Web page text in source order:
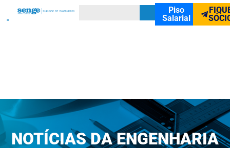
Piso
Salarial
NOTÍCIAS DA ENGENHARIA